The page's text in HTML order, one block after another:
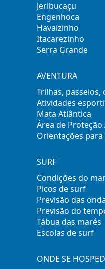
Jeribucaçu
Engenhoca
Havaizinho
Itacarezinho
Serra Grande
AVENTURA
Trilhas, passeios,
Atividades
Mata Atlântica
Área de Proteção
Orientações
SURF
Condições do mar
Picos de surf
Previsão das
Previsão do
Tábua das marés
Escolas de surf
ONDE SE